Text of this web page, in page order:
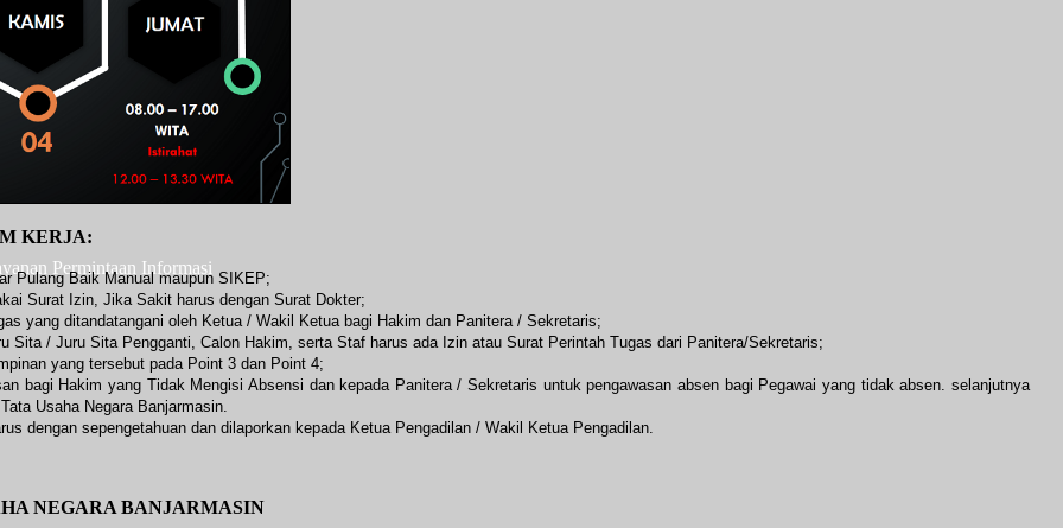
Permintaan Informasi
KERJA:
Pulang Baik Manual maupun SIKEP;
Surat Izin, Jika Sakit harus dengan Surat Dokter;
yang ditandatangani oleh Ketua / Wakil Ketua bagi Hakim dan Panitera / Sekretaris;
Sita / Juru Sita Pengganti, Calon Hakim, serta Staf harus ada Izin atau Surat Perintah Tugas dari Panitera/Sekretaris;
yang tersebut pada Point 3 dan Point 4;
bagi Hakim yang Tidak Mengisi Absensi dan kepada Panitera / Sekretaris untuk pengawasan absen bagi Pegawai yang tidak absen. selanjutnya
Usaha Negara Banjarmasin.
dengan sepengetahuan dan dilaporkan kepada Ketua Pengadilan / Wakil Ketua Pengadilan.
NEGARA BANJARMASIN